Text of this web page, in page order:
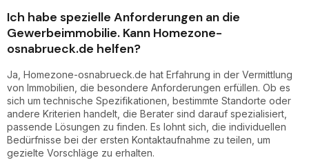
Ich habe spezielle Anforderungen an die
Gewerbeimmobilie. Kann Homezone-
osnabrueck.de helfen?
Ja, Homezone-osnabrueck.de hat Erfahrung in der Vermittlung
von Immobilien, die besondere Anforderungen erfüllen. Ob es
sich um technische Spezifikationen, bestimmte Standorte oder
andere Kriterien handelt, die Berater sind darauf spezialisiert,
passende Lösungen zu finden. Es lohnt sich, die individuellen
Bedürfnisse bei der ersten Kontaktaufnahme zu teilen, um
gezielte Vorschläge zu erhalten.